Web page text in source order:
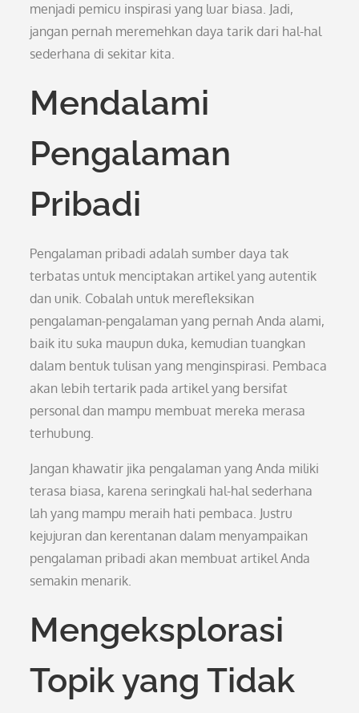
menjadi pemicu inspirasi yang luar biasa. Jadi,
jangan pernah meremehkan daya tarik dari hal-hal
sederhana di sekitar kita.
Mendalami
Pengalaman
Pribadi
Pengalaman pribadi adalah sumber daya tak
terbatas untuk menciptakan artikel yang autentik
dan unik. Cobalah untuk merefleksikan
pengalaman-pengalaman yang pernah Anda alami,
baik itu suka maupun duka, kemudian tuangkan
dalam bentuk tulisan yang menginspirasi. Pembaca
akan lebih tertarik pada artikel yang bersifat
personal dan mampu membuat mereka merasa
terhubung.
Jangan khawatir jika pengalaman yang Anda miliki
terasa biasa, karena seringkali hal-hal sederhana
lah yang mampu meraih hati pembaca. Justru
kejujuran dan kerentanan dalam menyampaikan
pengalaman pribadi akan membuat artikel Anda
semakin menarik.
Mengeksplorasi
Topik yang Tidak